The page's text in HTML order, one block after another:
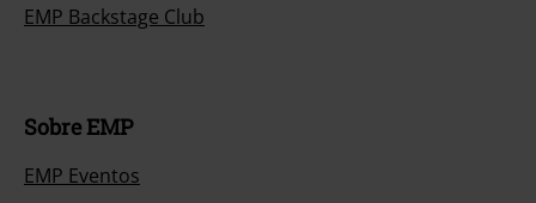
EMP Backstage Club
Sobre EMP
EMP Eventos